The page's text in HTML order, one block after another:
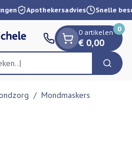
Apothekersadvies Snelle
Zoek
0 artikelen
€ 0,00
0
/ Mondmaskers